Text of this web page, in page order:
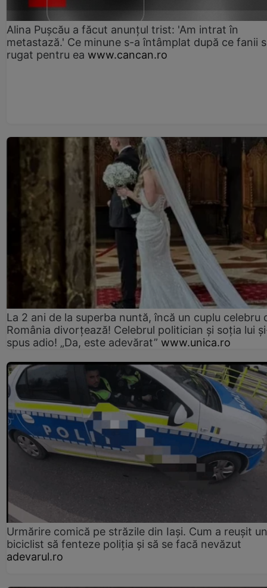
Alina Pușcău a făcut anunțul trist: 'Am intrat în
metastază.' Ce minune s-a întâmplat după ce fanii
rugat pentru ea www.cancan.ro
La 2 ani de la superba nuntă, încă un cuplu celebru
România divorțează! Celebrul politician și soția lui
spus adio! „Da, este adevărat” www.unica.ro
Urmărire comică pe străzile din Iași. Cum a reușit un
biciclist să fenteze poliția și să se facă nevăzut
adevarul.ro